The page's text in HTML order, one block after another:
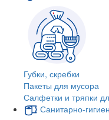
Губки, скребки
Пакеты для мусора
Салфетки и тряпки
Санитарно-